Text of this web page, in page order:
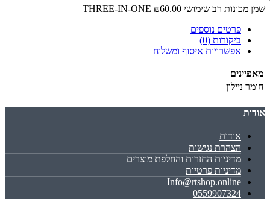
שמן מכונות רב שימושי THREE-IN-ONE ₪60.00
פרטים נוספים
ביקורות (0)
אפשרויות איסוף ומשלוח
מאפיינים
חומר ניילון
אודות
אודות
הצהרת נגישות
מדיניות החזרות והחלפת מוצרים
מדיניות פרטיות
Info@rtshop.online
0559907324